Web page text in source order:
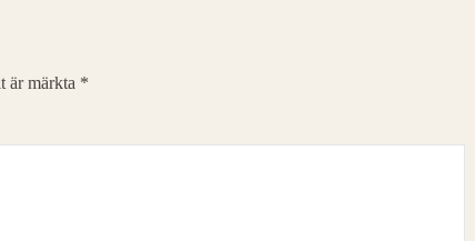
är märkta *